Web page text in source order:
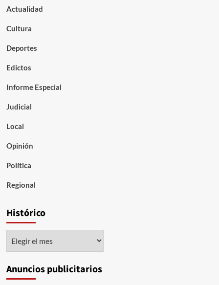
Actualidad
Cultura
Deportes
Edictos
Informe Especial
Judicial
Local
Opinión
Política
Regional
Histórico
Anuncios publicitarios